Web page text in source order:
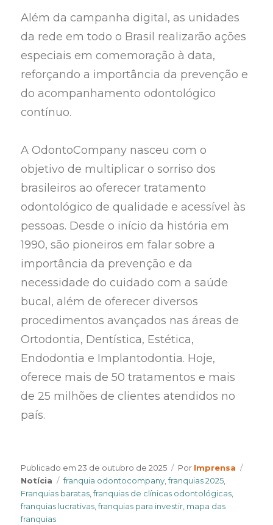
Além da campanha digital, as unidades
da rede em todo o Brasil realizarão ações
especiais em comemoração à data,
reforçando a importância da prevenção e
do acompanhamento odontológico
contínuo.
A OdontoCompany nasceu com o
objetivo de multiplicar o sorriso dos
brasileiros ao oferecer tratamento
odontológico de qualidade e acessível às
pessoas. Desde o início da história em
1990, são pioneiros em falar sobre a
importância da prevenção e da
necessidade do cuidado com a saúde
bucal, além de oferecer diversos
procedimentos avançados nas áreas de
Ortodontia, Dentística, Estética,
Endodontia e Implantodontia. Hoje,
oferece mais de 50 tratamentos e mais
de 25 milhões de clientes atendidos no
país.
Publicado em23 de outubro de 2025 Por Author
Imprensa
Notícia
Tags
franquia odontocompany ,franquias 2025
Franquias baratas ,franquias de clínicas odontológicas
franquias lucrativas ,franquias para investir mapa das
franquias